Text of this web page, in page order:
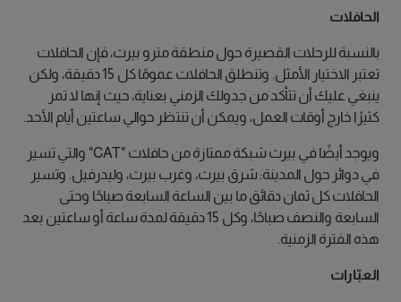
الحافلات
بالنسبة للرحلات القصيرة حول منطقة مترو بيرث، فإن الحافلات
تعتبر الاختيار الأمثل. وتنطلق الحافلات عمومًا كل 15 دقيقة، ولكن
ينبغي عليك أن تتأكد من جدولك الزمني بعناية، حيث إنها لا تمر
كثيرًا خارج أوقات العمل، ويمكن أن تنتظر حوالي ساعتين أيام الأحد.
ويوجد أيضًا في بيرث شبكة ممتازة من حافلات "CAT" والتي تسير
في دوائر حول المدينة: شرق بيرث، وغرب بيرث، وليدرفيل. وتسير
الحافلات كل ثمان دقائق ما بين الساعة السابعة صباحًا وحتى
السابعة والنصف صباحًا، وكل 15 دقيقة لمدة ساعة أو ساعتين بعد
هذه الفترة الزمنية.
العبّارات